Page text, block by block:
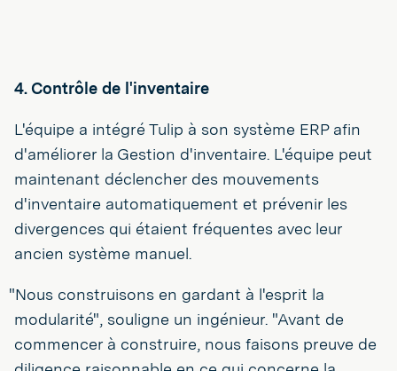
4. Contrôle de l'inventaire
L'équipe a intégré Tulip à son système ERP afin
d'améliorer la Gestion d'inventaire. L'équipe peut
maintenant déclencher des mouvements
d'inventaire automatiquement et prévenir les
divergences qui étaient fréquentes avec leur
ancien système manuel.
"Nous construisons en gardant à l'esprit la
modularité", souligne un ingénieur. "Avant de
commencer à construire, nous faisons preuve de